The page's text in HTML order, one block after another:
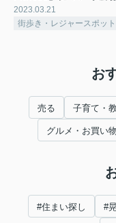
2023.03.21
街歩き・レジャースポット
お
売る 子育て・
グルメ・お買い物
#住まい探し #